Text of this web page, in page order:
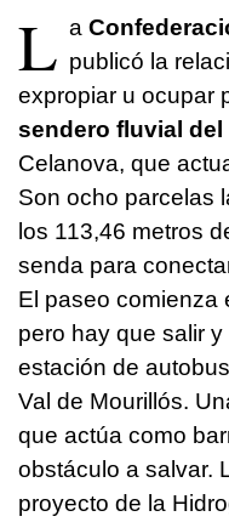
L a
publicó la
expropiar u ocupar
sendero fluvial del
Celanova, que
Son ocho parcelas
los 113,46 metros
senda para
El paseo comienza
pero hay que salir
estación de
Val de Mourillós.
que actúa como
obstáculo a salvar.
proyecto de la